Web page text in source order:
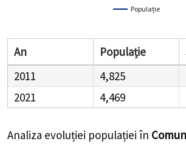
Populație
An Populație
2011
4,825
2021
4,469
Analiza evoluției populației în